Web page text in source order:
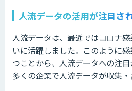
人流データの活用が注目さ
人流データは、最近ではコロナ
いに活躍しました。このように
つことから、人流データへの注
多くの企業で人流データが収集・